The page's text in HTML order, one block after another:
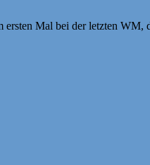
ersten Mal bei der letzten WM,